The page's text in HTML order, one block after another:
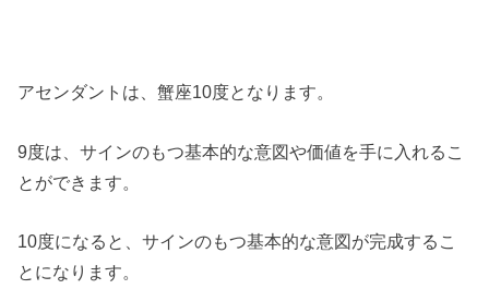
アセンダントは、蟹座10度となります。
9度は、サインのもつ基本的な意図や価値を手に入れるこ
とができます。
10度になると、サインのもつ基本的な意図が完成するこ
とになります。